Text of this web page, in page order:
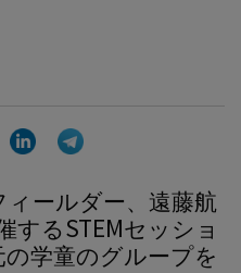
LinkedIn
ールダー、遠藤航
するSTEMセッショ
学童のグループを